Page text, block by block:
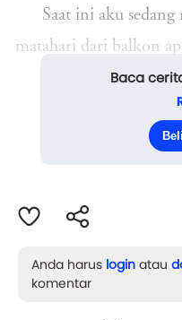
Saat ini aku
matahari dari balkon
pernah bisa dilakukan
profesi yang menyita
Namun, di hari ini
Baca
Anda harus login atau
komentar